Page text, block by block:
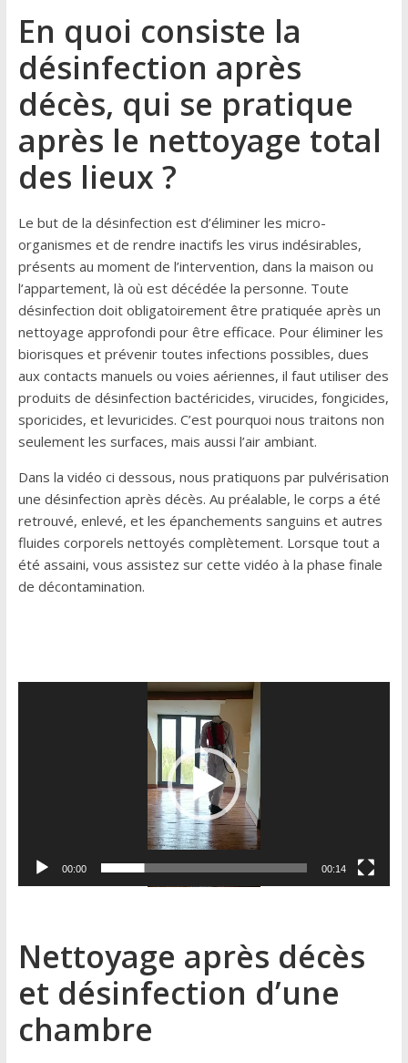
En quoi consiste la
désinfection après
décès, qui se pratique
après le nettoyage total
des lieux ?
Le but de la désinfection est d’éliminer les micro-
organismes et de rendre inactifs les virus indésirables,
présents au moment de l’intervention, dans la maison ou
l’appartement, là où est décédée la personne. Toute
désinfection doit obligatoirement être pratiquée après un
nettoyage approfondi pour être efficace. Pour éliminer les
biorisques et prévenir toutes infections possibles, dues
aux contacts manuels ou voies aériennes, il faut utiliser des
produits de désinfection bactéricides, virucides, fongicides,
sporicides, et levuricides. C’est pourquoi nous traitons non
seulement les surfaces, mais aussi l’air ambiant.
Dans la vidéo ci dessous, nous pratiquons par pulvérisation
une désinfection après décès. Au préalable, le corps a été
retrouvé, enlevé, et les épanchements sanguins et autres
fluides corporels nettoyés complètement. Lorsque tout a
été assaini, vous assistez sur cette vidéo à la phase finale
de décontamination.
00:00 00:14
Nettoyage après décès
et désinfection d’une
chambre